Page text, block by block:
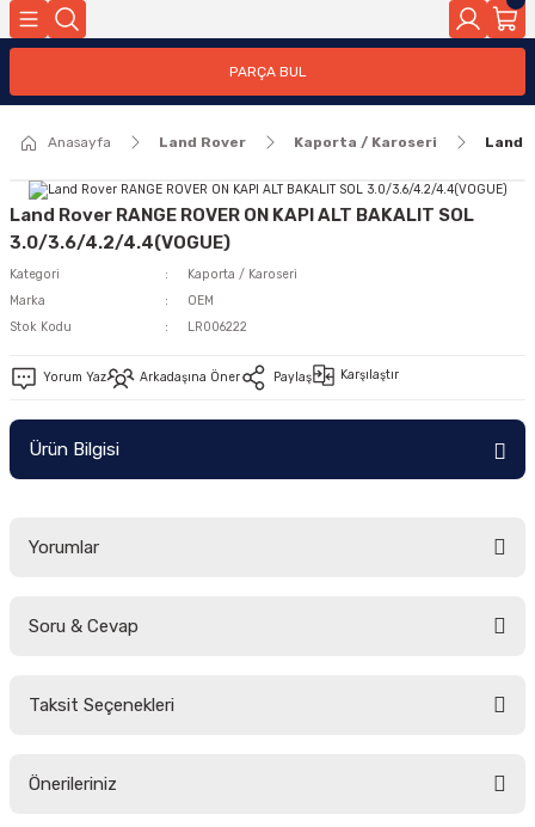
PARÇA BUL
Anasayfa Land Rover Kaporta / Karoseri Land
Land Rover RANGE ROVER ON KAPI ALT BAKALIT SOL
3.0/3.6/4.2/4.4(VOGUE)
Kategori
Kaporta / Karoseri
Marka
OEM
Stok Kodu
LR006222
Yorum Yaz Arkadaşına Öner Paylaş Karşılaştır
Ürün Bilgisi
Yorumlar
Soru & Cevap
Taksit Seçenekleri
Önerileriniz